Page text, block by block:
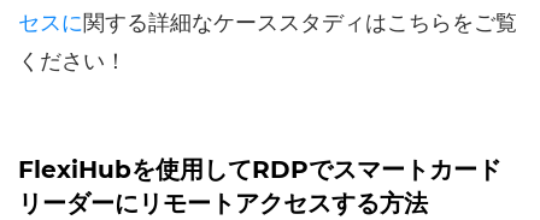
セスに関する詳細なケーススタディはこちらをご覧
ください！
FlexiHubを使用してRDPでスマートカード
リーダーにリモートアクセスする方法